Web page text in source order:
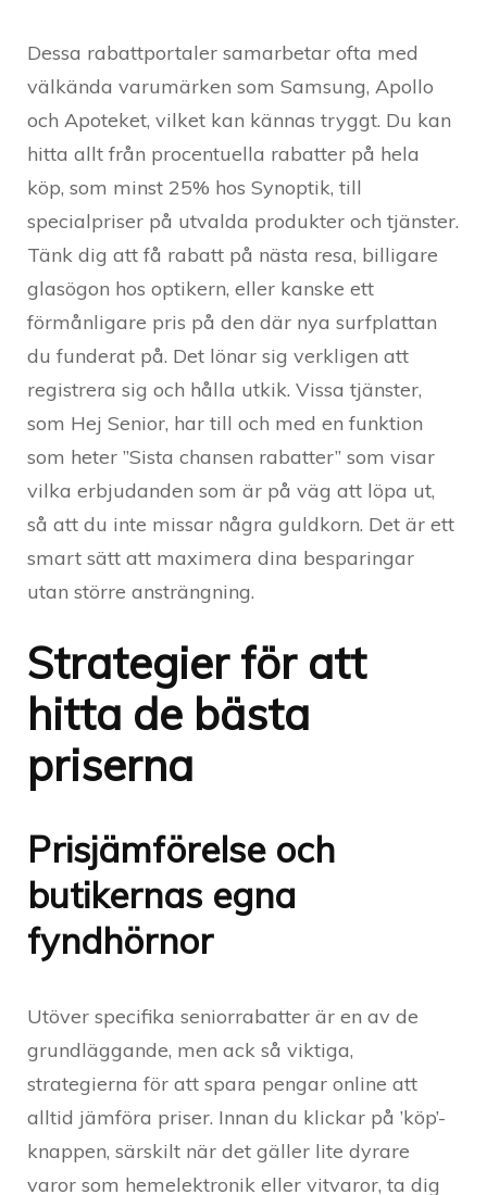
Dessa rabattportaler samarbetar ofta med
välkända varumärken som Samsung, Apollo
och Apoteket, vilket kan kännas tryggt. Du kan
hitta allt från procentuella rabatter på hela
köp, som minst 25% hos Synoptik, till
specialpriser på utvalda produkter och tjänster.
Tänk dig att få rabatt på nästa resa, billigare
glasögon hos optikern, eller kanske ett
förmånligare pris på den där nya surfplattan
du funderat på. Det lönar sig verkligen att
registrera sig och hålla utkik. Vissa tjänster,
som Hej Senior, har till och med en funktion
som heter ”Sista chansen rabatter” som visar
vilka erbjudanden som är på väg att löpa ut,
så att du inte missar några guldkorn. Det är ett
smart sätt att maximera dina besparingar
utan större ansträngning.
Strategier för att
hitta de bästa
priserna
Prisjämförelse och
butikernas egna
fyndhörnor
Utöver specifika seniorrabatter är en av de
grundläggande, men ack så viktiga,
strategierna för att spara pengar online att
alltid jämföra priser. Innan du klickar på ’köp’-
knappen, särskilt när det gäller lite dyrare
varor som hemelektronik eller vitvaror, ta dig